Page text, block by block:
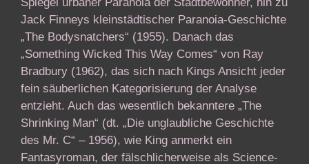
Jack Finneys kleinstädtischer Paranoia-Geschichte
„The Bodysnatchers“ (1955). Danach das
„Something Wicked This Way Comes“ von Ray
Bradbury (1962), das sich nach Kings Ansicht jeder
fein säuberlichen Kategorisierung der Analyse
entzieht. Auch das wesentlich bekanntere „The
Shrinking Man“ (dt. „Die unglaubliche Geschichte
des Mr. C“ – 1956), wie King anmerkt ein
Fantasyroman, der fälschlicherweise als Science-